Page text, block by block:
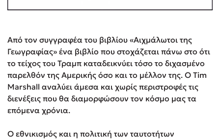
Από τον συγγραφέα του βιβλίου «Αιχμάλωτοι της
Γεωγραφίας» ένα βιβλίο που στοχάζεται πάνω στο ότι
το τείχος του Τραμπ καταδεικνύει τόσο το διχασμένο
παρελθόν της Αμερικής όσο και το μέλλον της. Ο Tim
Marshall αναλύει άμεσα και χωρίς περιστροφές τις
διενέξεις που θα διαμορφώσουν τον κόσμο μας τα
επόμενα χρόνια.
Ο εθνικισμός και η πολιτική των ταυτοτήτων